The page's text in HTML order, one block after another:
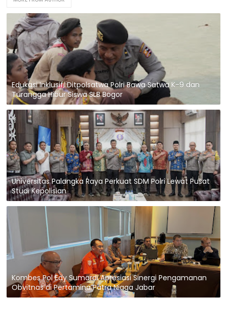
Edukasi Inklusif, Ditpolsatwa Polri Bawa Satwa K-9 dan
Turangga Hibur Siswa SLB Bogor
Universitas Palangka Raya Perkuat SDM Polri Lewat Pusat
Studi Kepolisian
Kombes Pol Edy Sumardi Apresiasi Sinergi Pengamanan
Obvitnas di Pertamina Patra Niaga Jabar